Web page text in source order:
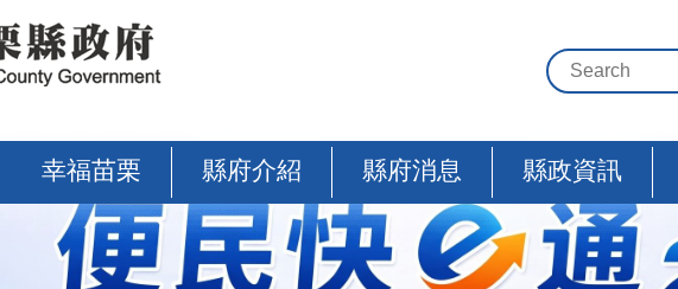
幸福苗栗 縣府介紹 縣府消息 縣政資訊